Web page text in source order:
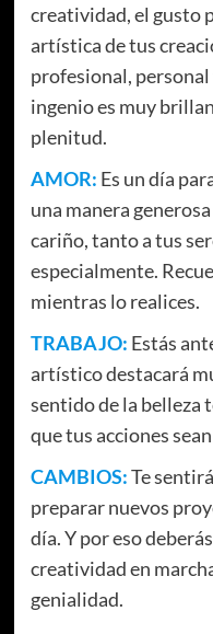
creatividad, el gusto
artística de tus
profesional,
ingenio es muy
plenitud.
AMOR: Es un día
una manera
cariño, tanto a tus
especialmente.
mientras lo realices.
TRABAJO: Estás
artístico destacará
sentido de la belleza
que tus acciones
CAMBIOS:Te
preparar nuevos
día. Y por eso
creatividad en
genialidad.